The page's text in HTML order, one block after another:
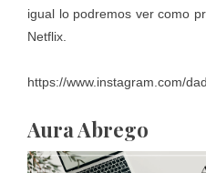
igual lo podremos ver como
Netflix.
https://www.instagram.com/
Aura Abrego